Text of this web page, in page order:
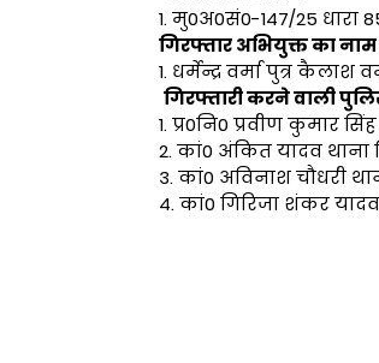
1. मु0अ0सं0-147/25 धारा
गिरफ्तार अभियुक्त का
1. धर्मेन्द्र वर्मा पुत्र
गिरफ्तारी करने वाली
1. प्र0नि0 प्रवीण कुमार
2. कां0 अंकित यादव
3. कां0 अविनाश चौधरी
4. कां0 गिरिजा शंकर